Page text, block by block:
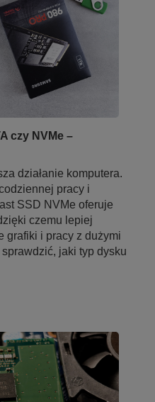
czy NVMe –
działanie komputera.
pracy i
SSD NVMe oferuje
czemu lepiej
grafiki i pracy z dużymi
jaki typ dysku